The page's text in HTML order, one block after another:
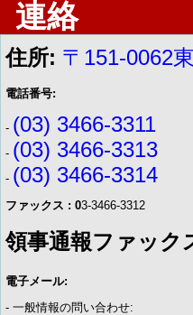
連絡
住所: 〒151-0062
電話番号:
- (03) 3466-3311
- (03) 3466-3313
- (03) 3466-3314
ファックス : 03-3466-3312
領事通報ファック
電子メール:
- 一般情報の問い合わせ: